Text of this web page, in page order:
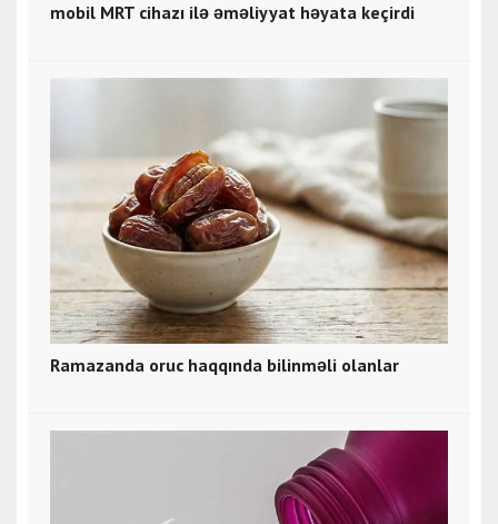
mobil MRT cihazı ilə əməliyyat həyata keçirdi
Ramazanda oruc haqqında bilinməli olanlar